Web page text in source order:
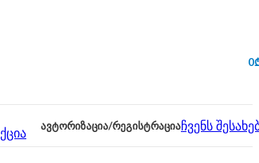
0
ᲐᲕᲢᲝᲠᲘᲖᲐᲪᲘᲐ/ᲠᲔᲒᲘᲡᲢᲠᲐᲪᲘᲐჩვენს